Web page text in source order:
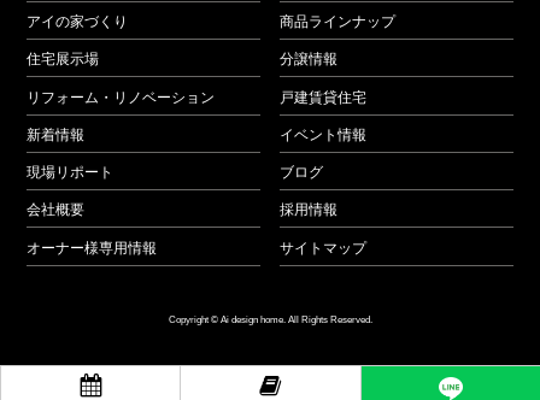
 
アイの家づくり 商品ラインナップ
住宅展示場 分譲情報
リフォーム・リノベーション 戸建賃貸住宅
新着情報 イベント情報
現場リポート ブログ
会社概要 採用情報
オーナー様専用情報 サイトマップ
Copyright © Ai design home. All Rights Reserved.